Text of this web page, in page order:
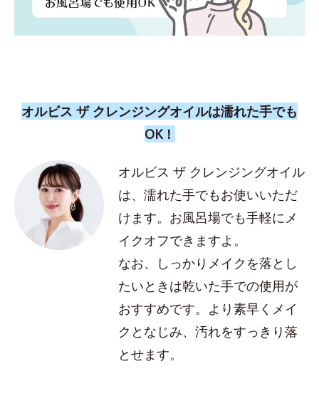
オルビス ザ クレンジングオイルは濡れた手でも
OK！
オルビス ザ クレンジングオイル
は、濡れた手でもお使いいただ
けます。お風呂場でも手軽にメ
イクオフできますよ。
なお、しっかりメイクを落とし
たいときは乾いた手での使用が
おすすめです。より素早くメイ
クとなじみ、汚れをすっきり落
とせます。